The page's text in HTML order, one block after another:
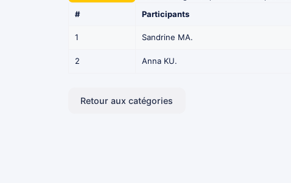
#
Participants
1 Sandrine MA.
2 Anna KU.
Retour aux catégories